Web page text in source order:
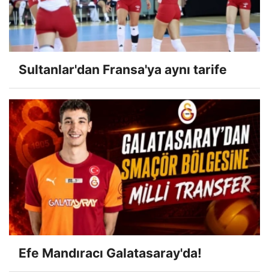
Sultanlar'dan Fransa'ya aynı tarife
Efe Mandıracı Galatasaray'da!